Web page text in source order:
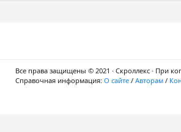
Все права защищены © 2021 · Скроллекс · При
Справочная информация: О сайте / Авторам /